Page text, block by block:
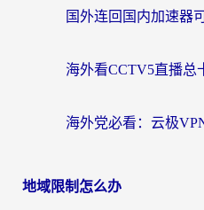
地域限制怎么办